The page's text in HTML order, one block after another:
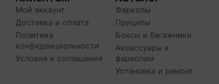
Мой аккаунт
Доставка и оплата
Политика
конфиденциальности
Условия и соглашения
Фаркопы
Прицепы
Боксы и багажники
Аксессуары к
фаркопам
Установка и ремонт